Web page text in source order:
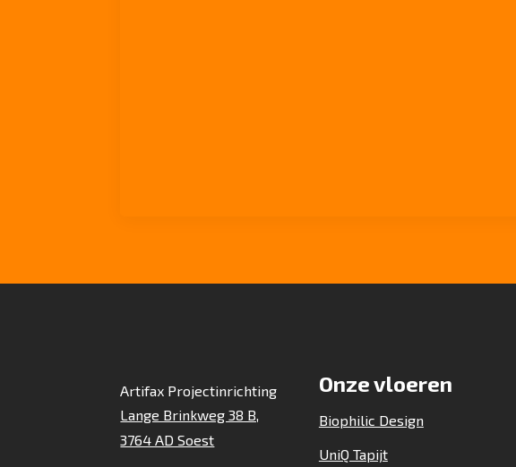
Artifax Projectinrichting
Lange Brinkweg 38 B,
3764 AD Soest
Onze vloeren
Biophilic Design
UniQ Tapijt